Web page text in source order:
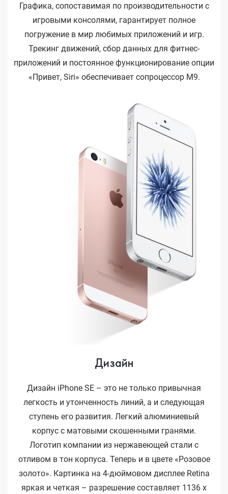
Графика, сопоставимая по производительности с
игровыми консолями, гарантирует полное
погружение в мир любимых приложений и игр.
Трекинг движений, сбор данных для фитнес-
приложений и постоянное функционирование опции
«Привет, Siri» обеспечивает сопроцессор М9.
Дизайн
Дизайн iPhone SE – это не только привычная
легкость и утонченность линий, а и следующая
ступень его развития. Легкий алюминиевый
корпус с матовыми скошенными гранями.
Логотип компании из нержавеющей стали с
отливом в тон корпуса. Теперь и в цвете «Розовое
золото». Картинка на 4-дюймовом дисплее Retina
яркая и четкая – разрешение составляет 1136 x